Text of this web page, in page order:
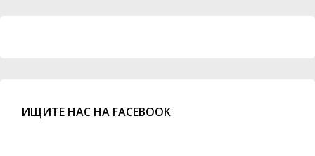
ИЩИТЕ НАС НА FACEBOOK